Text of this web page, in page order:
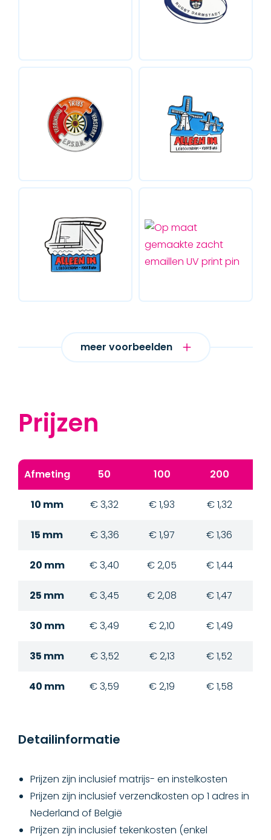
meer voorbeelden
Prijzen
Afmeting 50 100 200
10 mm € 3,32 € 1,93 € 1,32
15 mm € 3,36 € 1,97 € 1,36
20 mm € 3,40 € 2,05 € 1,44
25 mm € 3,45 € 2,08 € 1,47
30 mm € 3,49 € 2,10 € 1,49
35 mm € 3,52 € 2,13 € 1,52
40 mm € 3,59 € 2,19 € 1,58
Detailinformatie
Prijzen zijn inclusief matrijs- en instelkosten
Prijzen zijn inclusief verzendkosten op 1 adres in
Nederland of België
Prijzen zijn inclusief tekenkosten (enkel